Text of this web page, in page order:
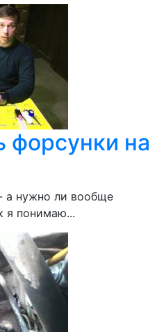
форсунки на
а нужно ли вообще
я понимаю...